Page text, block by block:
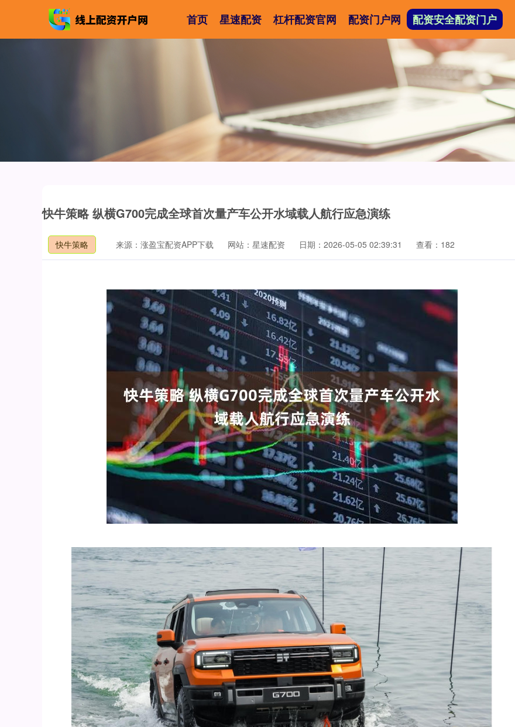
首页 星速配资 杠杆配资官网 配资门户网 配资安全配资门户
快牛策略 纵横G700完成全球首次量产车公开水域载人航行应急演练
快牛策略 来源：涨盈宝配资APP下载 网站：星速配资 日期：2026-05-05 02:39:31 查看：182